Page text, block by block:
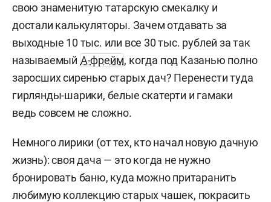
свою знаменитую татарскую смекалку и
достали калькуляторы. Зачем отдавать за
выходные 10 тыс. или все 30 тыс. рублей за так
называемый А-фрейм, когда под Казанью полно
заросших сиренью старых дач? Перенести туда
гирлянды-шарики, белые скатерти и гамаки
ведь совсем не сложно.
Немного лирики (от тех, кто начал новую дачную
жизнь): своя дача — это когда не нужно
бронировать баню, куда можно притаранить
любимую коллекцию старых чашек, покрасить